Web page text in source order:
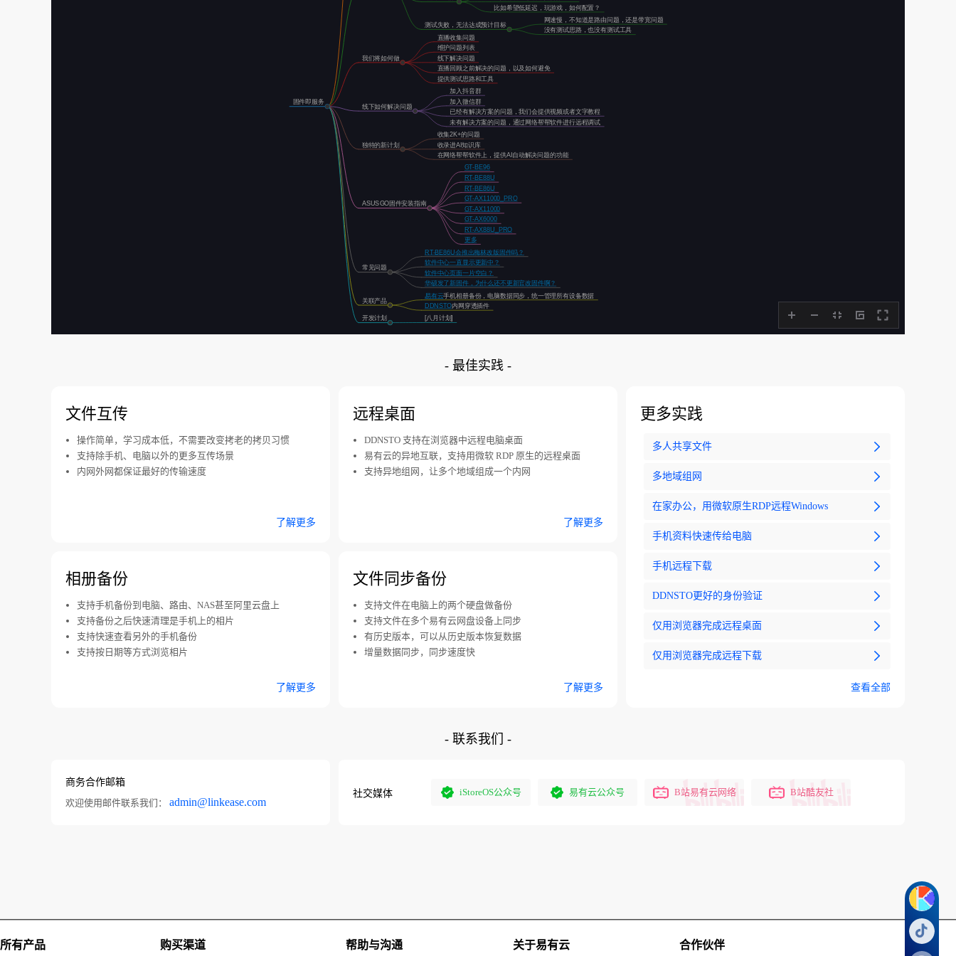
- 最佳实践 -
文件互传
操作简单，学习成本低，不需要改变拷老的拷贝习惯
支持除手机、电脑以外的更多互传场景
内网外网都保证最好的传输速度
了解更多
相册备份
支持手机备份到电脑、路由、NAS甚至阿里云盘上
支持备份之后快速清理是手机上的相片
支持快速查看另外的手机备份
支持按日期等方式浏览相片
了解更多
远程桌面
DDNSTO 支持在浏览器中远程电脑桌面
易有云的异地互联，支持用微软 RDP 原生的远程桌面
支持异地组网，让多个地域组成一个内网
了解更多
文件同步备份
支持文件在电脑上的两个硬盘做备份
支持文件在多个易有云网盘设备上同步
有历史版本，可以从历史版本恢复数据
增量数据同步，同步速度快
了解更多
更多实践
多人共享文件
多地域组网
在家办公，用微软原生RDP远程Windows
手机资料快速传给电脑
手机远程下载
DDNSTO更好的身份验证
仅用浏览器完成远程桌面
仅用浏览器完成远程下载
查看全部
- 联系我们 -
商务合作邮箱
欢迎使用邮件联系我们：
admin@linkease.com
社交媒体 iStoreOS公众号 易有云公众号 B站易有云网络 B站酷友社
所有产品 购买渠道 帮助与沟通 关于易有云 合作伙伴